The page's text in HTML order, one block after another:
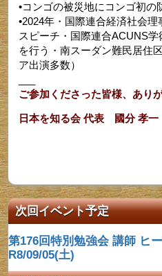
•コンゴの被災地にコンゴ初
•2024年・国際連合経済社会
スピーチ・国際連合ACUNS
を行う・南スーダン難民居住
ア出演多数）
ご参加くださった皆様、あり
日本を知る会 代表 國分 孝一
次回イベント予定
第176回特別勉強会 講師​ ヒ
R8/09/05(土)